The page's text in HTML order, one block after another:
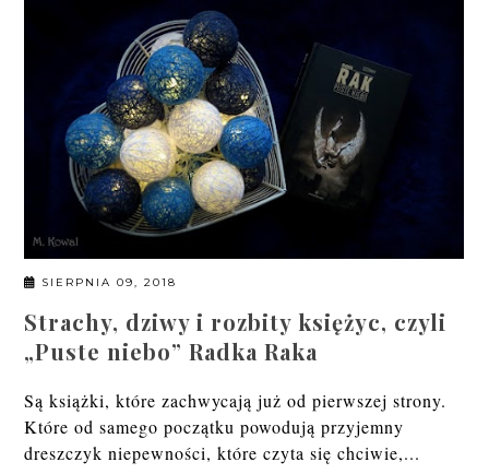
SIERPNIA 09, 2018
Strachy, dziwy i rozbity księżyc, czyli
„Puste niebo” Radka Raka
Są książki, które zachwycają już od pierwszej strony.
Które od samego początku powodują przyjemny
dreszczyk niepewności, które czyta się chciwie,...